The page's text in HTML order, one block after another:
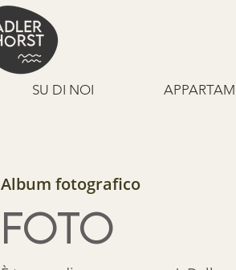
SU DI NOI
Album fotografico
FOTO